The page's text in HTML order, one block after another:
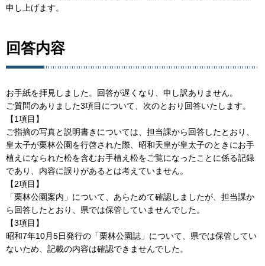
申し上げます。
回答内容
お手紙を拝見しました。回答が遅くなり、申し訳ありません。
ご質問のありました3項目について、次のとおり回答いたします。
【1項目】
ご指摘の写真と説明書きについては、担当課から回答したとおり、
皇太子が栗林公園を行啓された際、昭和天皇が皇太子のときにお手
植えになられた松を含むお手植え松をご覧になったことに係る記録
であり、内容に誤りがあるとは考えていません。
【2項目】
「栗林公園案内」について、あらためて確認しましたが、担当課か
ら回答したとおり、県では保管していませんでした。
【3項目】
昭和7年10月5日発行の「栗林公園誌」について、県では保管してい
ないため、記載の内容は確認できませんでした。